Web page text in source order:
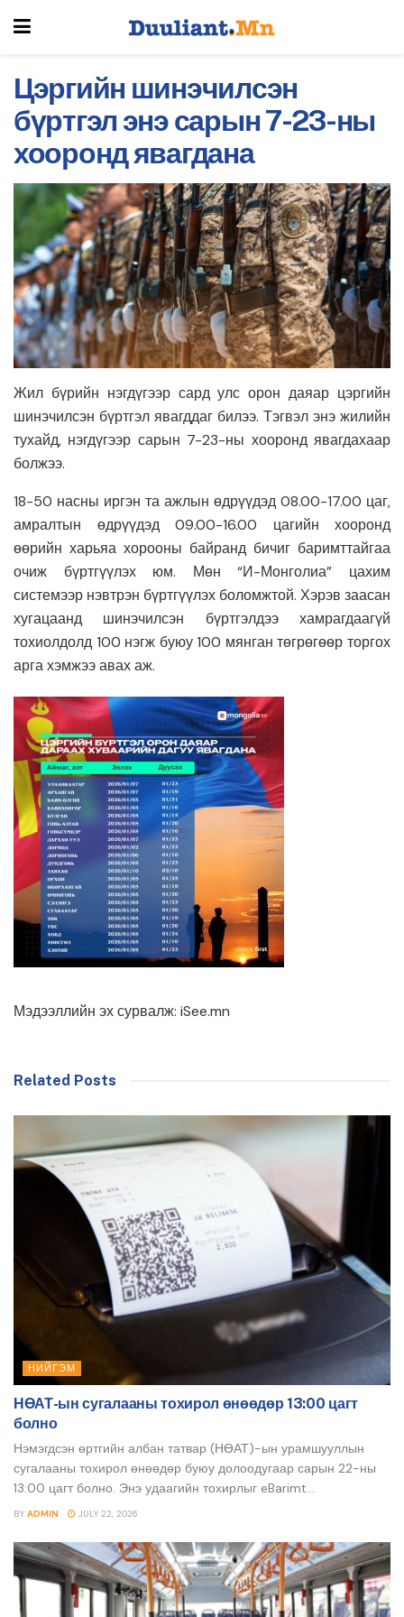
Цэргийн шинэчилсэн
бүртгэл энэ сарын 7-23-ны
хооронд явагдана
Жил бүрийн нэгдүгээр сард улс орон даяар цэргийн
шинэчилсэн бүртгэл явагддаг билээ. Тэгвэл энэ жилийн
тухайд, нэгдүгээр сарын 7-23-ны хооронд явагдахаар
болжээ.
18-50 насны иргэн та ажлын өдрүүдэд 08.00-17.00 цаг,
амралтын өдрүүдэд 09.00-16.00 цагийн хооронд
өөрийн харьяа хорооны байранд бичиг баримттайгаа
очиж бүртгүүлэх юм. Мөн “И-Монголиа” цахим
системээр нэвтрэн бүртгүүлэх боломжтой. Хэрэв заасан
хугацаанд шинэчилсэн бүртгэлдээ хамрагдаагүй
тохиолдолд 100 нэгж буюу 100 мянган төгрөгөөр торгох
арга хэмжээ авах аж.
Мэдээллийн эх сурвалж: iSee.mn
Related Posts
НИЙГЭМ
НӨАТ-ын сугалааны тохирол өнөөдөр 13:00 цагт
болно
Нэмэгдсэн өртгийн албан татвар (НӨАТ)-ын урамшууллын
сугалааны тохирол өнөөдөр буюу долоодугаар сарын 22-ны
13:00 цагт болно. Энэ удаагийн тохирлыг eBarimt...
BY ADMIN JULY 22, 2026